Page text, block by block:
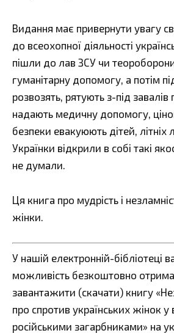
Видання має привернути увагу
до всеохопної діяльності
пішли до лав ЗСУ чи
гуманітарну допомогу, а потім
розвозять, рятують з-під завалів
надають медичну допомогу,
безпеки евакуюють дітей, літніх
Українки відкрили в собі такі
не думали.
Ця книга про мудрість і
жінки.
У нашій електронній-бібліотеці
можливість безкоштовно
завантажити (скачати) книгу
про спротив українських жінок у
російськими загарбниками» на